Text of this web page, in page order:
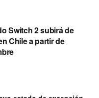
Switch 2 subirá de
Chile a partir de